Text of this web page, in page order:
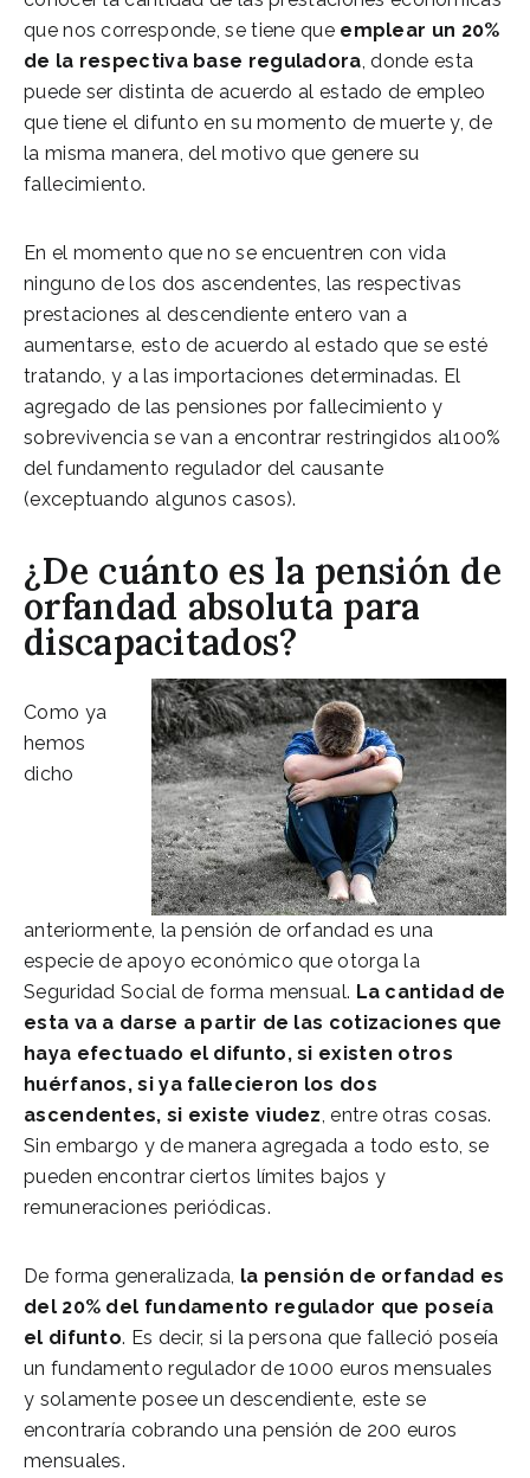
que nos corresponde, se tiene que emplear un 20%
de la respectiva base reguladora, donde esta
puede ser distinta de acuerdo al estado de empleo
que tiene el difunto en su momento de muerte y, de
la misma manera, del motivo que genere su
fallecimiento.
En el momento que no se encuentren con vida
ninguno de los dos ascendentes, las respectivas
prestaciones al descendiente entero van a
aumentarse, esto de acuerdo al estado que se esté
tratando, y a las importaciones determinadas. El
agregado de las pensiones por fallecimiento y
sobrevivencia se van a encontrar restringidos al100%
del fundamento regulador del causante
(exceptuando algunos casos).
¿De cuánto es la pensión de
orfandad absoluta para
discapacitados?
Como ya
hemos
dicho
anteriormente, la pensión de orfandad es una
especie de apoyo económico que otorga la
Seguridad Social de forma mensual. La cantidad de
esta va a darse a partir de las cotizaciones que
haya efectuado el difunto, si existen otros
huérfanos, si ya fallecieron los dos
ascendentes, si existe viudez, entre otras cosas.
Sin embargo y de manera agregada a todo esto, se
pueden encontrar ciertos límites bajos y
remuneraciones periódicas.
De forma generalizada, la pensión de orfandad es
del 20% del fundamento regulador que poseía
el difunto. Es decir, si la persona que falleció poseía
un fundamento regulador de 1000 euros mensuales
y solamente posee un descendiente, este se
encontraría cobrando una pensión de 200 euros
mensuales.